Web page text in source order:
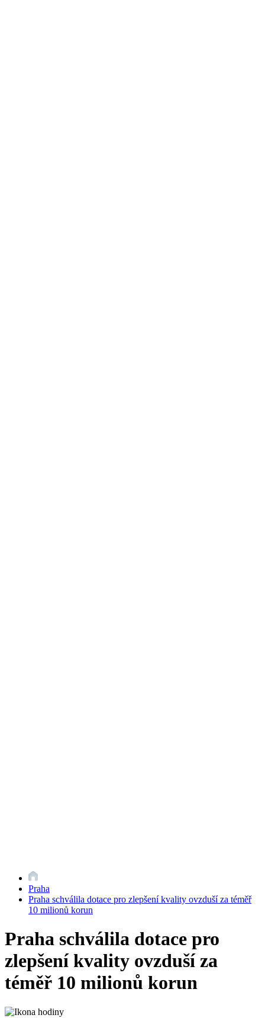
Praha
Praha schválila dotace pro zlepšení kvality ovzduší za téměř
10 milionů korun
Praha schválila dotace pro
zlepšení kvality ovzduší za
téměř 10 milionů korun